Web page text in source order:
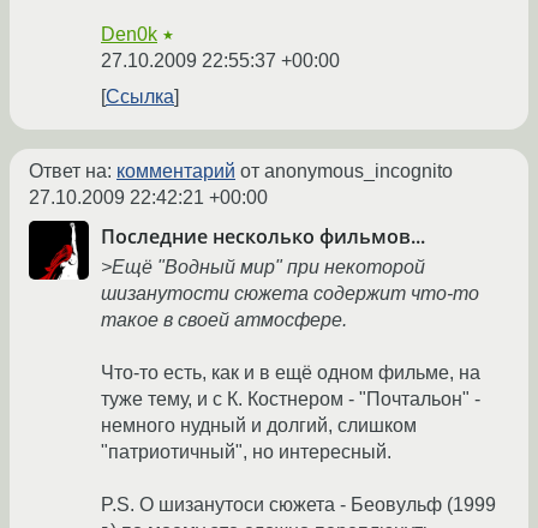
Den0k ★
27.10.2009 22:55:37 +00:00
Ссылка
Ответ на: комментарий от anonymous_incognito
27.10.2009 22:42:21 +00:00
Последние несколько фильмов...
>Ещё "Водный мир" при некоторой
шизанутости сюжета содержит что-то
такое в своей атмосфере.
Что-то есть, как и в ещё одном фильме, на
туже тему, и с К. Костнером - "Почтальон" -
немного нудный и долгий, слишком
"патриотичный", но интересный.
P.S. О шизанутоси сюжета - Беовульф (1999